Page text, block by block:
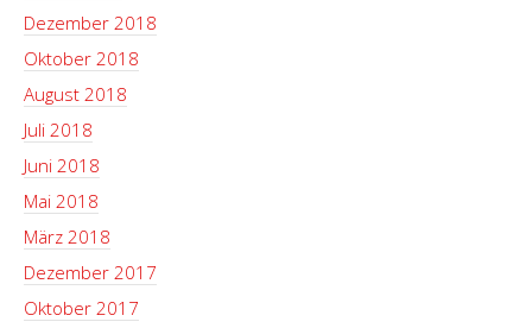
Dezember 2018
Oktober 2018
August 2018
Juli 2018
Juni 2018
Mai 2018
März 2018
Dezember 2017
Oktober 2017